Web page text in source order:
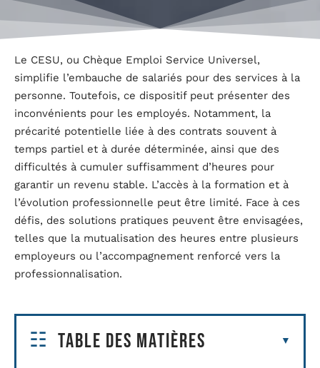
Le CESU, ou Chèque Emploi Service Universel,
simplifie l’embauche de salariés pour des services à la
personne. Toutefois, ce dispositif peut présenter des
inconvénients pour les employés. Notamment, la
précarité potentielle liée à des contrats souvent à
temps partiel et à durée déterminée, ainsi que des
difficultés à cumuler suffisamment d’heures pour
garantir un revenu stable. L’accès à la formation et à
l’évolution professionnelle peut être limité. Face à ces
défis, des solutions pratiques peuvent être envisagées,
telles que la mutualisation des heures entre plusieurs
employeurs ou l’accompagnement renforcé vers la
professionnalisation.
Table des matières